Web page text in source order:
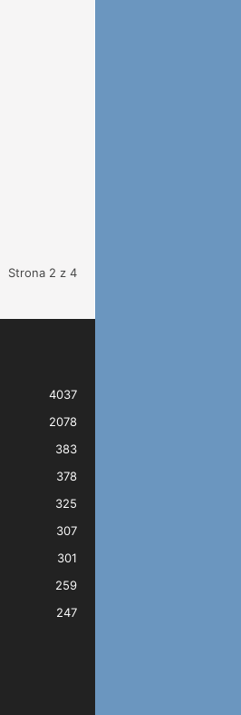
Strona 2 z 4
4037
2078
383
378
325
307
301
259
247